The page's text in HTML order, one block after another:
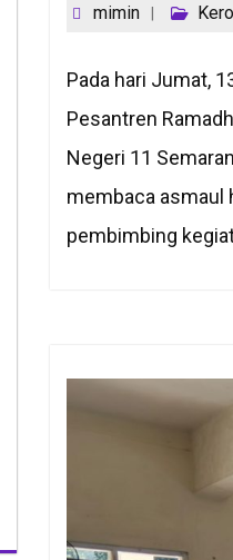
mimin
Pada hari Jumat,
Pesantren
Negeri 11
membaca asmaul
pembimbing